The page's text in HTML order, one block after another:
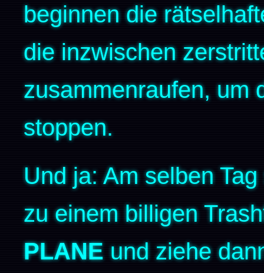
beginnen die
die inzwischen
zusammenraufen, um
stoppen.
Und ja: Am selben
zu einem billigen
PLANEund ziehe